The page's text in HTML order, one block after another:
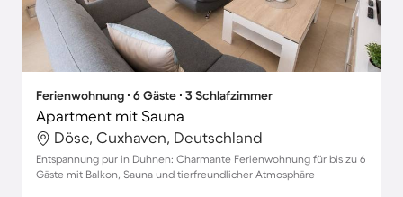
Ferienwohnung ∙ 6 Gäste ∙ 3 Schlafzimmer
Apartment mit Sauna
Döse, Cuxhaven, Deutschland
Entspannung pur in Duhnen: Charmante Ferienwohnung für bis zu 6
Gäste mit Balkon, Sauna und tierfreundlicher Atmosphäre